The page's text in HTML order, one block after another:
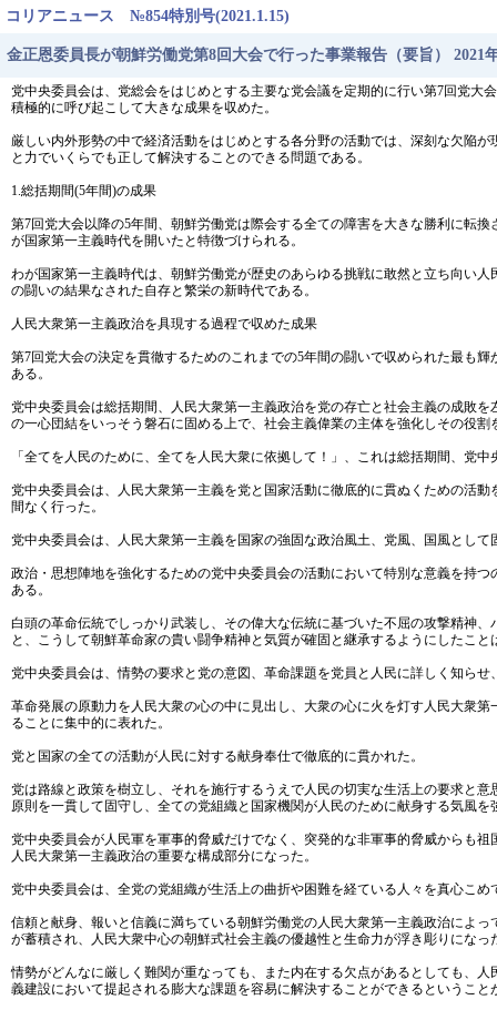
コリアニュース №854特別号(2021.1.15)
金正恩委員長が朝鮮労働党第8回大会で行った事業報告（要旨） 2021
党中央委員会は、党総会をはじめとする主要な党会議を定期的に行い第7回党
積極的に呼び起こして大きな成果を収めた。
厳しい内外形勢の中で経済活動をはじめとする各分野の活動では、深刻な欠陥
と力でいくらでも正して解決することのできる問題である。
1.総括期間(5年間)の成果
第7回党大会以降の5年間、朝鮮労働党は際会する全ての障害を大きな勝利に転
が国家第一主義時代を開いたと特徴づけられる。
わが国家第一主義時代は、朝鮮労働党が歴史のあらゆる挑戦に敢然と立ち向い
の闘いの結果なされた自存と繁栄の新時代である。
人民大衆第一主義政治を具現する過程で収めた成果
第7回党大会の決定を貫徹するためのこれまでの5年間の闘いで収められた最も
ある。
党中央委員会は総括期間、人民大衆第一主義政治を党の存亡と社会主義の成敗
の一心団結をいっそう磐石に固める上で、社会主義偉業の主体を強化しその役
「全てを人民のために、全てを人民大衆に依拠して！」、これは総括期間、党
党中央委員会は、人民大衆第一主義を党と国家活動に徹底的に貫ぬくための活
間なく行った。
党中央委員会は、人民大衆第一主義を国家の強固な政治風土、党風、国風とし
政治・思想陣地を強化するための党中央委員会の活動において特別な意義を持
ある。
白頭の革命伝統でしっかり武装し、その偉大な伝統に基づいた不屈の攻撃精神
と、こうして朝鮮革命家の貴い闘争精神と気質が確固と継承するようにしたこ
党中央委員会は、情勢の要求と党の意図、革命課題を党員と人民に詳しく知ら
革命発展の原動力を人民大衆の心の中に見出し、大衆の心に火を灯す人民大衆
ることに集中的に表れた。
党と国家の全ての活動が人民に対する献身奉仕で徹底的に貫かれた。
党は路線と政策を樹立し、それを施行するうえで人民の切実な生活上の要求と
原則を一貫して固守し、全ての党組織と国家機関が人民のために献身する気風
党中央委員会が人民軍を軍事的脅威だけでなく、突発的な非軍事的脅威からも
人民大衆第一主義政治の重要な構成部分になった。
党中央委員会は、全党の党組織が生活上の曲折や困難を経ている人々を真心こ
信頼と献身、報いと信義に満ちている朝鮮労働党の人民大衆第一主義政治によ
が蓄積され、人民大衆中心の朝鮮式社会主義の優越性と生命力が浮き彫りになっ
情勢がどんなに厳しく難関が重なっても、また内在する欠点があるとしても、
義建設において提起される膨大な課題を容易に解決することができるというこ